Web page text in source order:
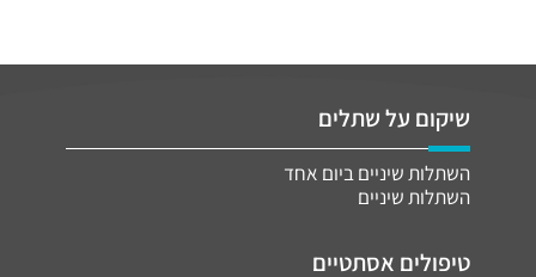
שיקום על שתלים
השתלות שיניים ביום אחד
השתלות שיניים
טיפולים אסתטיים